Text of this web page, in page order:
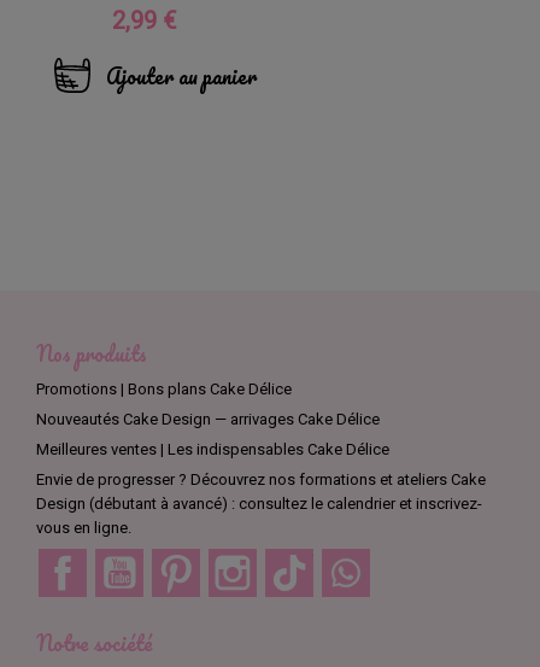
Prix
2,99 €
Ajouter au panier
Nos produits
Promotions | Bons plans Cake Délice
Nouveautés Cake Design — arrivages Cake Délice
Meilleures ventes | Les indispensables Cake Délice
Envie de progresser ? Découvrez nos formations et ateliers Cake
Design (débutant à avancé) : consultez le calendrier et inscrivez-
vous en ligne.
Facebook YouTube Pinterest Instagram TikTok
Notre société